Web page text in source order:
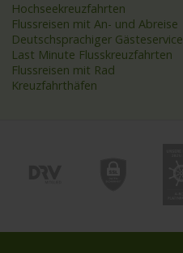
Hochseekreuzfahrten
Flussreisen mit An- und Abreise
Deutschsprachiger Gästeservice
Last Minute Flusskreuzfahrten
Flussreisen mit Rad
Kreuzfahrthäfen